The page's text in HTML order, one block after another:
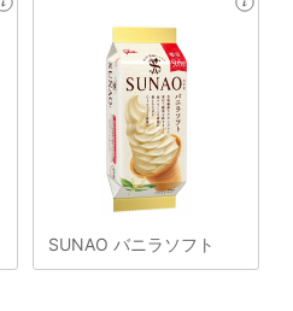
SUNAO バニラソフト